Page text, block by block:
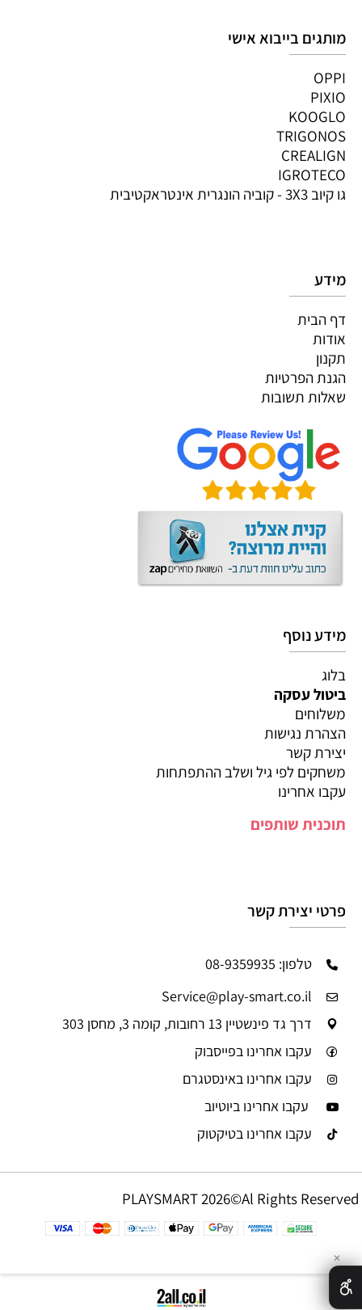
מותגים בייבוא אישי
OPPI
PIXIO
KOOGLO
TRIGONOS
CREALIGN
IGROTECO
גו קיוב 3X3 - קוביה הונגרית אינטראקטיבית
מידע
דף הבית
אודות
תקנון
הגנת הפרטיות
שאלות תשובות
מידע נוסף
בלוג
ביטול עסקה
משלוחים
הצהרת נגישות
יצירת קשר
משחקים לפי גיל ושלב ההתפתחות
עקבו אחרינו
תוכנית שותפים
פרטי יצירת קשר
טלפון: 08-9359935
Service@play-smart.co.il
דרך גד פינשטיין 13 רחובות, קומה 3, מחסן 303
עקבו אחרינו בפייסבוק
עקבו אחרינו באינסטגרם
עקבו אחרינו ביוטיוב
עקבו אחרינו בטיקטוק
PLAYSMART 2026©Al Rights Reserved
✕